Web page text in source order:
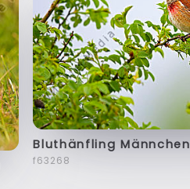
Bluthänfling Männchen
f63268